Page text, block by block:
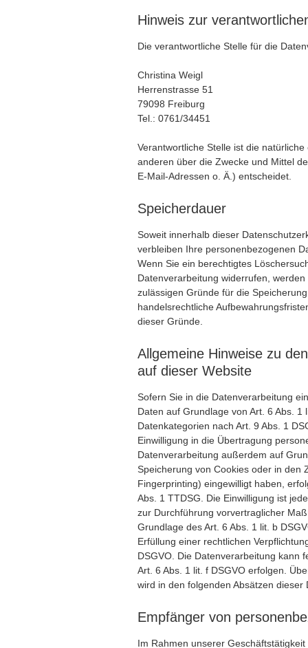
Hinweis zur
Die verantwortliche Stelle für die
Christina Weigl
Herrenstrasse 51
79098 Freiburg
Tel.: 0761/34451
Verantwortliche Stelle ist die
anderen über die Zwecke und Mittel
E-Mail-Adressen o. Ä.) entscheidet.
Speicherdauer
Soweit innerhalb dieser
verbleiben Ihre personenbezogenen
Wenn Sie ein berechtigtes
Datenverarbeitung widerrufen,
zulässigen Gründe für die
handelsrechtliche
dieser Gründe.
Allgemeine Hinweise zu
auf dieser Website
Sofern Sie in die Datenverarbeitung
Daten auf Grundlage von Art. 6 Abs. 1
Datenkategorien nach Art. 9 Abs. 1
Einwilligung in die Übertragung
Datenverarbeitung außerdem auf
Speicherung von Cookies oder in den
Fingerprinting) eingewilligt haben,
Abs. 1 TTDSG. Die Einwilligung ist
zur Durchführung vorvertraglicher
Grundlage des Art. 6 Abs. 1 lit. b
Erfüllung einer rechtlichen
DSGVO. Die Datenverarbeitung kann
Art. 6 Abs. 1 lit. f DSGVO erfolgen.
wird in den folgenden Absätzen
Empfänger von
Im Rahmen unserer